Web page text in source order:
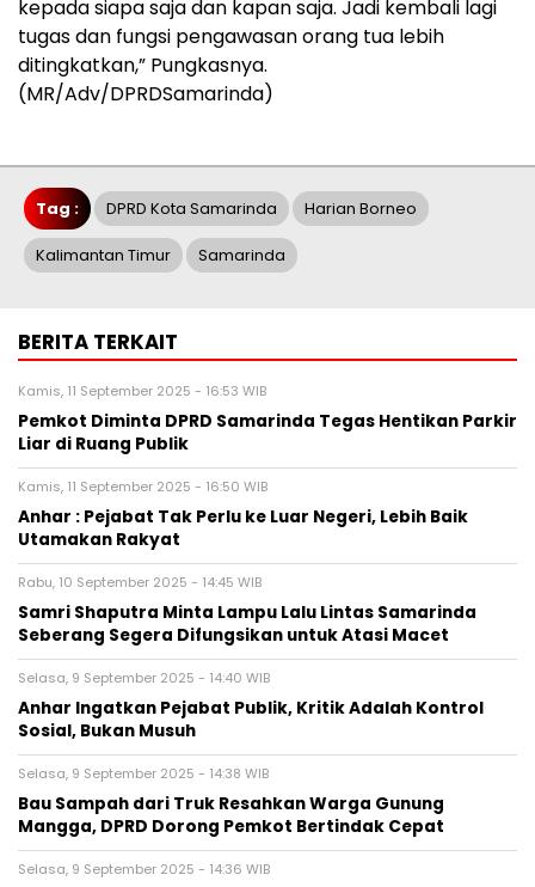
kepada siapa saja dan kapan saja. Jadi kembali lagi
tugas dan fungsi pengawasan orang tua lebih
ditingkatkan,” Pungkasnya.
(MR/Adv/DPRDSamarinda)
Tag : DPRD Kota Samarinda Harian Borneo
Kalimantan Timur Samarinda
BERITA TERKAIT
Kamis, 11 September 2025 - 16:53 WIB
Pemkot Diminta DPRD Samarinda Tegas Hentikan Parkir
Liar di Ruang Publik
Kamis, 11 September 2025 - 16:50 WIB
Anhar : Pejabat Tak Perlu ke Luar Negeri, Lebih Baik
Utamakan Rakyat
Rabu, 10 September 2025 - 14:45 WIB
Samri Shaputra Minta Lampu Lalu Lintas Samarinda
Seberang Segera Difungsikan untuk Atasi Macet
Selasa, 9 September 2025 - 14:40 WIB
Anhar Ingatkan Pejabat Publik, Kritik Adalah Kontrol
Sosial, Bukan Musuh
Selasa, 9 September 2025 - 14:38 WIB
Bau Sampah dari Truk Resahkan Warga Gunung
Mangga, DPRD Dorong Pemkot Bertindak Cepat
Selasa, 9 September 2025 - 14:36 WIB